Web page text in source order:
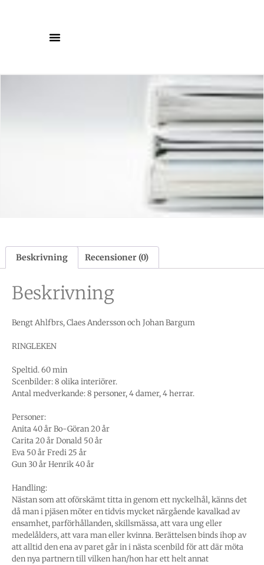
Beskrivning Recensioner (0)
Beskrivning
Bengt Ahlfbrs, Claes Andersson och Johan Bargum
RINGLEKEN
Speltid. 60 min
Scenbilder: 8 olika interiörer.
Antal medverkande: 8 personer, 4 damer, 4 herrar.
Personer:
Anita 40 år Bo-Göran 20 år
Carita 20 år Donald 50 år
Eva 50 år Fredi 25 år
Gun 30 år Henrik 40 år
Handling:
Nästan som att oförskämt titta in genom ett nyckelhål, känns det
då man i pjäsen möter en tidvis mycket närgående kavalkad av
ensamhet, parförhållanden, skillsmässa, att vara ung eller
medelålders, att vara man eller kvinna. Berättelsen binds ihop av
att alltid den ena av paret går in i nästa scenbild för att där möta
den nya partnern till vilken han/hon har ett helt annat